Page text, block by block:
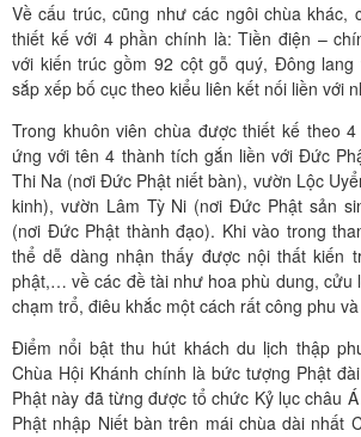
Về cấu trúc, cũng như các ngôi chùa khác,
thiết kế với 4 phần chính là: Tiền điện –
với kiến trúc gồm 92 cột gỗ quý, Đông
sắp xếp bố cục theo kiểu liên kết nối liền với
Trong khuôn viên chùa được thiết kế theo
ứng với tên 4 thành tích gắn liền với Đức
Thi Na (nơi Đức Phật niết bàn), vườn Lộc
kinh), vườn Lâm Tỳ Ni (nơi Đức Phật sản
(nơi Đức Phật thành đạo). Khi vào trong
thể dễ dàng nhận thấy được nội thất kiến
phật,… về các đề tài như hoa phù dung, cửu
chạm trổ, điêu khắc một cách rất công phu
Điểm nổi bật thu hút khách du lịch thập
Chùa Hội Khánh chính là bức tượng Phật
Phật này đã từng được tổ chức Kỷ lục châu
Phật nhập Niết bàn trên mái chùa dài nhất